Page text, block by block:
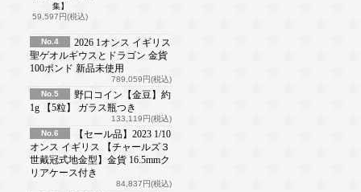
集】
59,597円(税込)
No.4
2026 1オンス イギリス
聖ゲオルギウスとドラゴン 金貨
100ポンド 新品未使用
789,059円(税込)
No.5
野口コイン【金豆】約
1g 【5粒】 ガラス瓶つき
133,119円(税込)
No.6
【セール品】2023 1/10
オンス イギリス 【チャールズ３
世戴冠式地金型】金貨 16.5mmク
リアケース付き
84,837円(税込)